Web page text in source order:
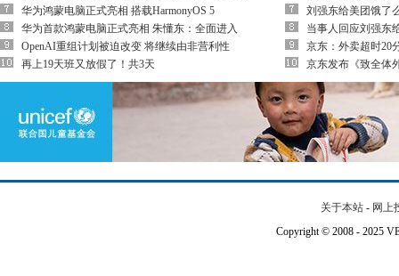
华为鸿蒙电脑正式亮相 搭载HarmonyOS 5
华为首款鸿蒙电脑正式亮相 朱懂东：全面进入
OpenAI重组计划被迫改变 将继续由非营利性
再上19天班又放假了！共3天
刘强东给美团饿了
当事人回应刘强东
京东：外卖超时20
京东发布《致全体
关于本站 - 网上
Copyright © 2008 - 2025